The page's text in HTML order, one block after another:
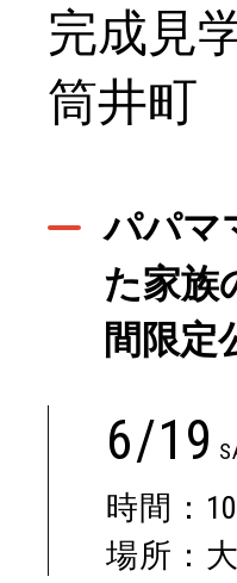
完成見
筒井町
パパマ
た家族
間限定
6/19
時間：
場所：